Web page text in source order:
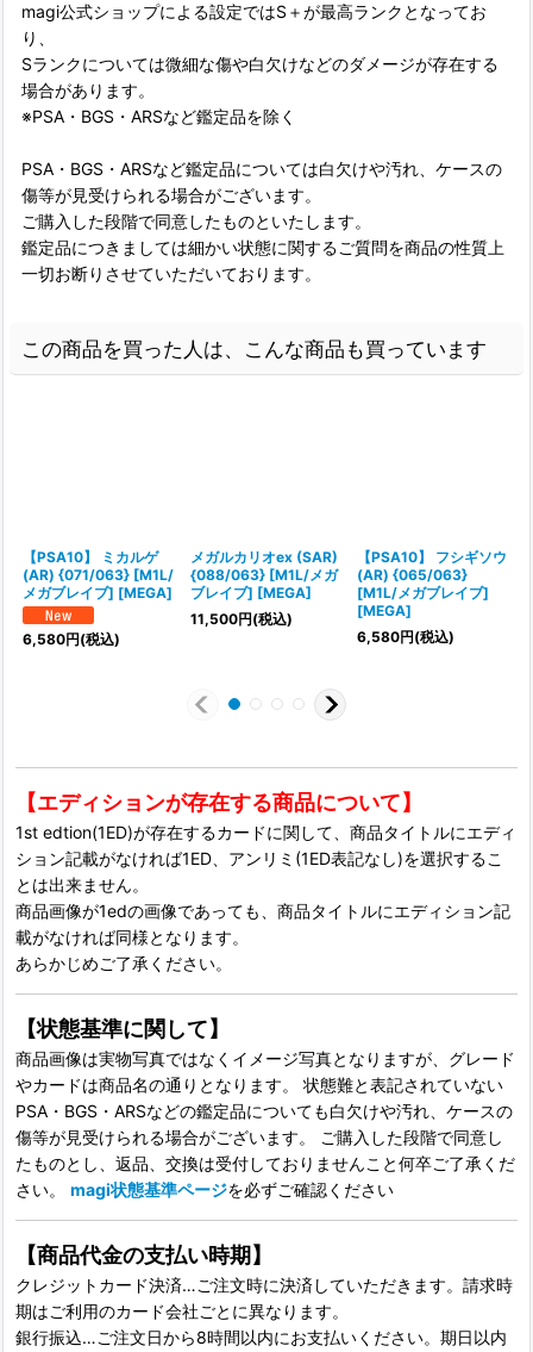
magi公式ショップによる設定ではS＋が最高ランクとなってお
り、
Sランクについては微細な傷や白欠けなどのダメージが存在する
場合があります。
※PSA・BGS・ARSなど鑑定品を除く
PSA・BGS・ARSなど鑑定品については白欠けや汚れ、ケースの
傷等が見受けられる場合がございます。
ご購入した段階で同意したものといたします。
鑑定品につきましては細かい状態に関するご質問を商品の性質上
一切お断りさせていただいております。
この商品を買った人は、こんな商品も買っています
【PSA10】 ミカルゲ
(AR) {071/063} [M1L/
メガブレイブ] [MEGA]
6,580円(税込)
メガルカリオex (SAR)
{088/063} [M1L/メガ
ブレイブ] [MEGA]
11,500円(税込)
【PSA10】 フシギソウ
(AR) {065/063}
[M1L/メガブレイブ]
[MEGA]
6,580円(税込)
【エディションが存在する商品について】
1st edtion(1ED)が存在するカードに関して、商品タイトルにエディ
ション記載がなければ1ED、アンリミ(1ED表記なし)を選択するこ
とは出来ません。
商品画像が1edの画像であっても、商品タイトルにエディション記
載がなければ同様となります。
あらかじめご了承ください。
【状態基準に関して】
商品画像は実物写真ではなくイメージ写真となりますが、グレード
やカードは商品名の通りとなります。 状態難と表記されていない
PSA・BGS・ARSなどの鑑定品についても白欠けや汚れ、ケースの
傷等が見受けられる場合がございます。 ご購入した段階で同意し
たものとし、返品、交換は受付しておりませんこと何卒ご了承くだ
さい。 magi状態基準ページを必ずご確認ください
【商品代金の支払い時期】
クレジットカード決済…ご注文時に決済していただきます。請求時
期はご利用のカード会社ごとに異なります。
銀行振込…ご注文日から8時間以内にお支払いください。期日以内